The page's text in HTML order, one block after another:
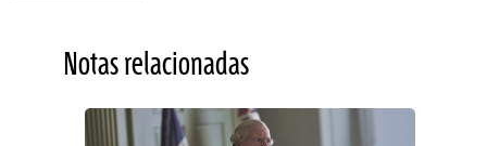
Notas relacionadas